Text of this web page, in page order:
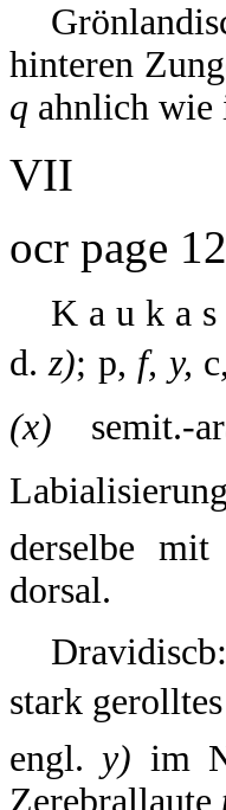
hinteren
q ahnlich wie
VII
ocr page 12
K a u k a
d.z); p, f, y,
(x) 
semit.-
derselbe
dorsal.
stark gerolltes
engl.y) im
Zerebrallaute